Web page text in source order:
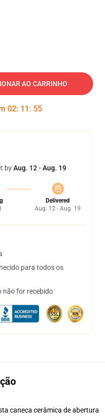
AO CARRINHO
02: 11 : 55
byAug. 12 - Aug. 19
Delivered
Aug. 12 - Aug. 19
para todos os
não for recebido
caneca cerâmica de abertura